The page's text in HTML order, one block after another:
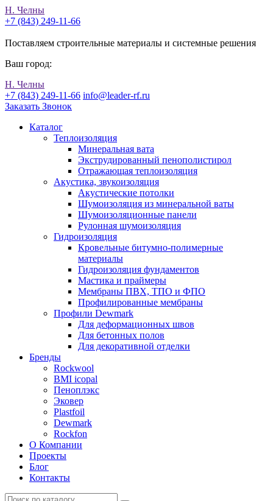
Н. Челны
+7 (843) 249-11-66
Поставляем строительные материалы и системные решения
Ваш город:
Н. Челны
+7 (843) 249-11-66 info@leader-rf.ru
Заказать Звонок
Каталог
Теплоизоляция
Минеральная вата
Экструдированный пенополистирол
Отражающая теплоизоляция
Акустика, звукоизоляция
Акустические потолки
Шумоизоляция из минеральной ваты
Шумоизоляционные панели
Рулонная шумоизоляция
Гидроизоляция
Кровельные битумно-полимерные
материалы
Гидроизоляция фундаментов
Мастика и праймеры
Мембраны ПВХ, ТПО и ФПО
Профилированные мембраны
Профили Dewmark
Для деформационных швов
Для бетонных полов
Для декоративной отделки
Бренды
Rockwool
BMI icopal
Пеноплэкс
Эковер
Plastfoil
Dewmark
Rockfon
О Компании
Проекты
Блог
Контакты